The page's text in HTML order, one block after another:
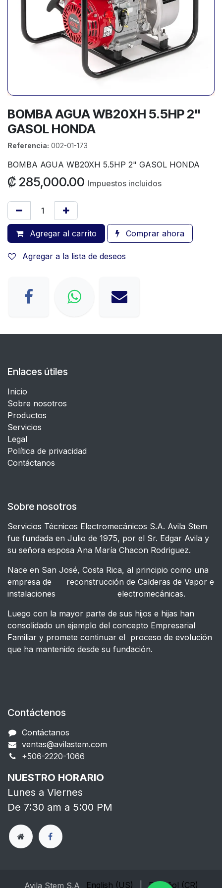
BOMBA AGUA WB20XH 5.5HP 2"
GASOL HONDA
Referencia: 002-01-173
BOMBA AGUA WB20XH 5.5HP 2" GASOL HONDA
₡ 285,000.00 Impuestos incluidos
Agregar al carrito Comprar ahora
Agregar a la lista de deseos
Enlaces útiles
Inicio
Sobre nosotros
Productos
Servicios
Legal
​Política de privacidad
Contáctanos
Sobre nosotros
Servicios Técnicos Electromecánicos S.A. Avila Stem
fue fundada en Julio de 1975, por el Sr. Edgar Avila y
su señora esposa Ana María Chacon Rodriguez.
Nace en San José, Costa Rica, al principio como una
empresa de reconstrucción de Calderas de Vapor e
instalaciones electromecánicas.
Luego con la mayor parte de sus hijos e hijas han
consolidado un ejemplo del concepto Empresarial
Familiar y promete continuar el proceso de evolución
que ha mantenido desde su fundación.
Contáctenos
Contáctanos
ventas@avilastem.com
+506-2220-1066​
NUESTRO HORARIO
Lunes a Viernes
De 7:30 am a 5:00 PM
Avila Stem S.A English (US) Español (CR)